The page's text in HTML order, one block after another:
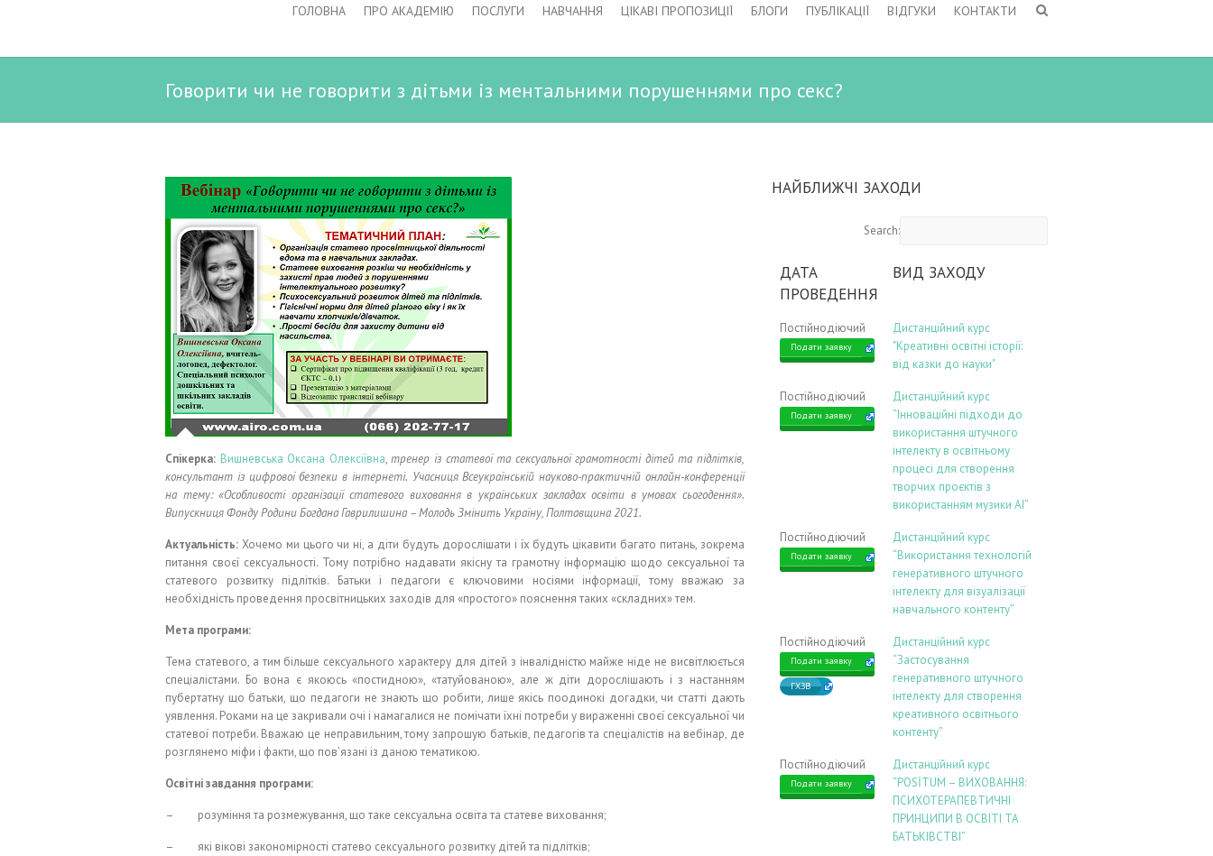
ГОЛОВНА ПРО АКАДЕМІЮ ПОСЛУГИ НАВЧАННЯ ЦІКАВІ ПРОПОЗИЦІЇ БЛОГИ ПУБЛІКАЦІЇ ВІДГУКИ КОНТАКТИ
Говорити чи не говорити з дітьми із ментальними порушеннями про секс?
Спікерка: Вишневська Оксана Олексіївна,тренер із статевої та сексуальної грамотності дітей та підлітків,
консультант із цифрової безпеки в інтернеті. Учасниця Всеукраїнській науково-практичній онлайн-конференції
на тему: «Особливості організації статевого виховання в українських закладах освіти в умовах сьогодення».
Випускниця Фонду Родини Богдана Гаврилишина – Молодь Змінить Україну, Полтавщина 2021.
Актуальність: Хочемо ми цього чи ні, а діти будуть дорослішати і їх будуть цікавити багато питань, зокрема
питання своєї сексуальності. Тому потрібно надавати якісну та грамотну інформацію щодо сексуальної та
статевого розвитку підлітків. Батьки і педагоги є ключовими носіями інформації, тому вважаю за
необхідність проведення просвітницьких заходів для «простого» пояснення таких «складних» тем.
Мета програми:
Тема статевого, а тим більше сексуального характеру для дітей з інвалідністю майже ніде не висвітлюється
спеціалістами. Бо вона є якоюсь «постидною», «татуйованою», але ж діти дорослішають і з настанням
пубертатну що батьки, що педагоги не знають що робити, лише якісь поодинокі догадки, чи статті дають
уявлення. Роками на це закривали очі і намагалися не помічати їхні потреби у вираженні своєї сексуальної чи
статевої потреби. Вважаю це неправильним, тому запрошую батьків, педагогів та спеціалістів на вебінар, де
розглянемо міфи і факти, що пов’язані із даною тематикою.
Освітні завдання програми:
– розуміння та розмежування, що таке сексуальна освіта та статеве виховання;
– які вікові закономірності статево сексуального розвитку дітей та підлітків;
НАЙБЛИЖЧІ ЗАХОДИ
Search:
ДАТА
ПРОВЕДЕННЯ
ВИД ЗАХОДУ
Постійнодіючий
Подати заявку
Дистанційний курс
"Креативні освітні історії:
від казки до науки"
Постійнодіючий
Подати заявку
Дистанційний курс
“Інноваційні підходи до
використання штучного
інтелекту в освітньому
процесі для створення
творчих проєктів з
використанням музики АІ”
Постійнодіючий
Подати заявку
Дистанційний курс
“Використання технологій
генеративного штучного
інтелекту для візуалізації
навчального контенту”
Постійнодіючий
Подати заявку
ГХЗВ
Дистанційний курс
“Застосування
генеративного штучного
інтелекту для створення
креативного освітнього
контенту”
Постійнодіючий
Подати заявку
Дистанційний курс
“POSİTUM – ВИХОВАННЯ:
ПСИХОТЕРАПЕВТИЧНІ
ПРИНЦИПИ В ОСВІТІ ТА
БАТЬКІВСТВІ”